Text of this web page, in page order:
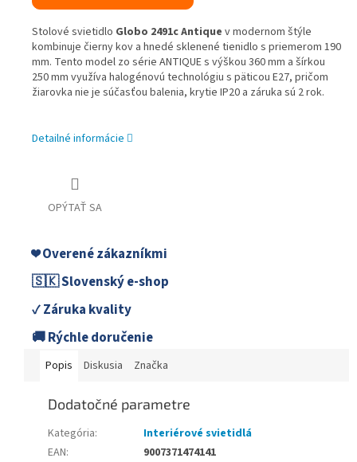
Stolové svietidlo Globo 2491c Antique v modernom štýle
kombinuje čierny kov a hnedé sklenené tienidlo s priemerom 190
mm. Tento model zo série ANTIQUE s výškou 360 mm a šírkou
250 mm využíva halogénovú technológiu s päticou E27, pričom
žiarovka nie je súčasťou balenia, krytie IP20 a záruka sú 2 rok.
Detailné informácie
OPÝTAŤ SA
❤️ Overené zákazníkmi
🇸🇰 Slovenský e-shop
✓ Záruka kvality
🚚 Rýchle doručenie
Popis Diskusia Značka
Dodatočné parametre
Kategória:
Interiérové svietidlá
EAN:
9007371474141